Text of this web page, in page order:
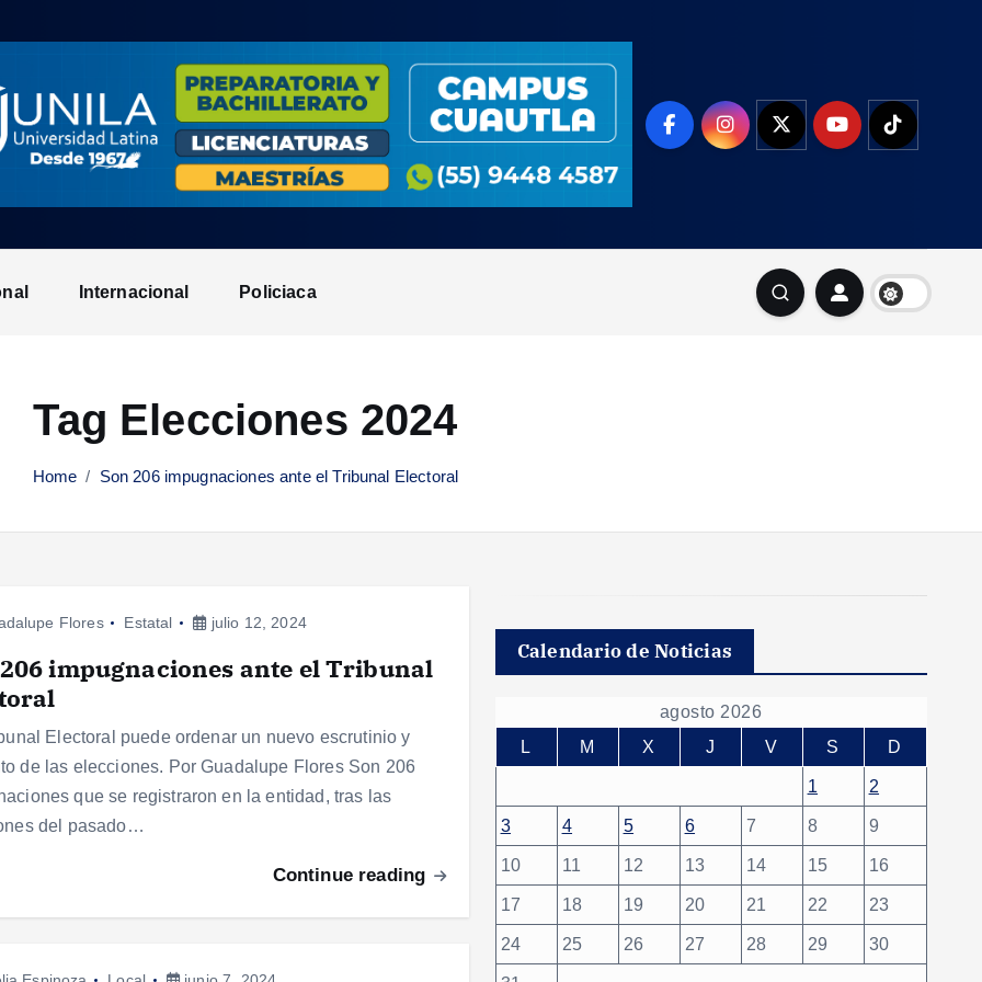
Internacional Policiaca
Tag Elecciones 2024
Home Son 206 impugnaciones ante el Tribunal Electoral
Flores Estatal julio 12, 2024
impugnaciones ante el Tribunal
Electoral puede ordenar un nuevo escrutinio y
de las elecciones. Por Guadalupe Flores Son 206
que se registraron en la entidad, tras las
del pasado…
Continue reading
Calendario de Noticias
agosto 2026
L
M X J V S D
1 2
3 4 5 6 7 8 9
10 11 12 13 14 15 16
17 18 19 20 21 22 23
24 25 26 27 28 29 30